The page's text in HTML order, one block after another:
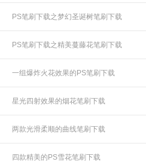
PS笔刷下载之梦幻圣诞树笔刷下载
PS笔刷下载之精美蔓藤花笔刷下载
一组爆炸火花效果的PS笔刷下载
星光四射效果的烟花笔刷下载
两款光滑柔顺的曲线笔刷下载
四款精美的PS雪花笔刷下载